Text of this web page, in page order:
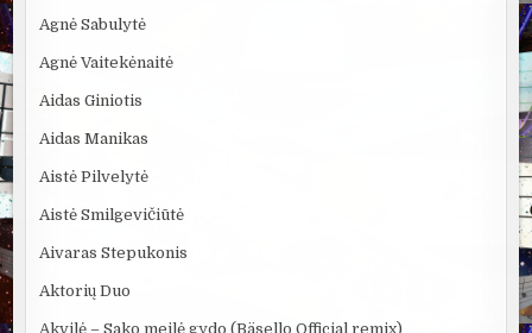
Agnė Sabulytė
Agnė Vaitekėnaitė
Aidas Giniotis
Aidas Manikas
Aistė Pilvelytė
Aistė Smilgevičiūtė
Aivaras Stepukonis
Aktorių Duo
Akvilė – Sako meilė gydo (Bäsello Official remix)